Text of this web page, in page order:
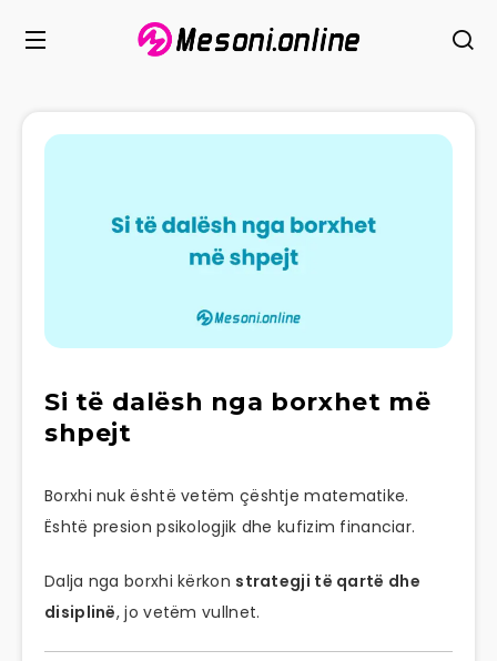
Si të dalësh nga borxhet më
shpejt
Borxhi nuk është vetëm çështje matematike.
Është presion psikologjik dhe kufizim financiar.
Dalja nga borxhi kërkon strategji të qartë dhe
disiplinë, jo vetëm vullnet.